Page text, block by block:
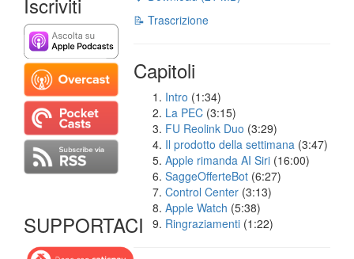
SUPPORTACI
📝 Trascrizione
Capitoli
Intro (1:34)
La PEC (3:15)
FU Reolink Duo (3:29)
Il prodotto della settimana (3:47)
Apple rimanda AI Siri (16:00)
SaggeOfferteBot (6:27)
Control Center (3:13)
Apple Watch (5:38)
Ringraziamenti (1:22)